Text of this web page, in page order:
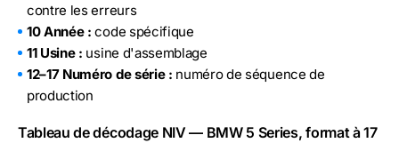
contre les erreurs
10 Année : code spécifique
11 Usine : usine d'assemblage
12–17 Numéro de série : numéro de séquence de
production
Tableau de décodage NIV — BMW 5 Series, format à 17